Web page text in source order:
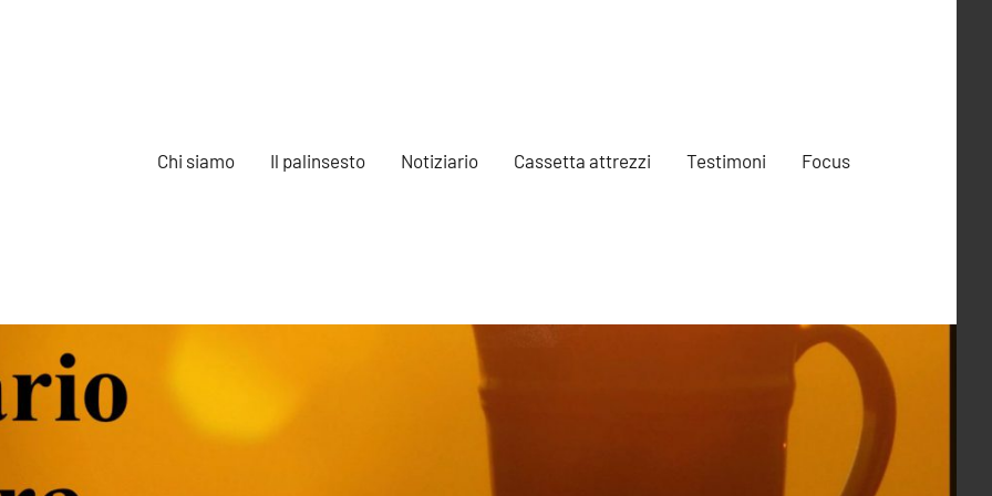
Chi siamo Il palinsesto Notiziario Cassetta attrezzi Testimoni Focus